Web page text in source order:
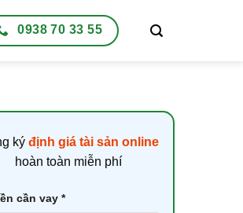
0938 70 33 55
ký định giá tài sản online
hoàn toàn miễn phí
cần vay *